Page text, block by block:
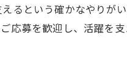
るという確かなやりが
応募を歓迎し、活躍を支